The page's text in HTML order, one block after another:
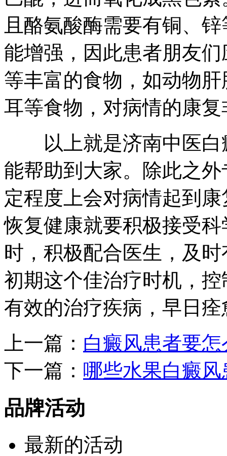
且酪氨酸酶需要有铜、
能增强，因此患者朋友
等丰富的食物，如动物
耳等食物，对病情的康
以上就是济南中医白
能帮助到大家。除此之
定程度上会对病情起到
恢复健康就要积极接受
时，积极配合医生，及
初期这个佳治疗时机，
有效的治疗疾病，早日痊
上一篇： 白癜风患者要
下一篇： 哪些水果白癜
品牌活动
最新的活动